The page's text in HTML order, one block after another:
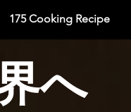
175 Cooking Recipe
へ